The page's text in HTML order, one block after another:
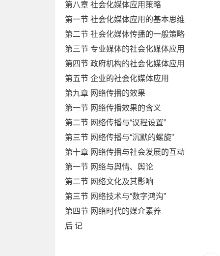
第八章 社会化媒体应用策略
第一节 社会化媒体应用的基本思维
第二节 社会化媒体传播的一般策略
第三节 专业媒体的社会化媒体应用
第四节 政府机构的社会化媒体应用
第五节 企业的社会化媒体应用
第九章 网络传播的效果
第一节 网络传播效果的含义
第二节 网络传播与“议程设置”
第三节 网络传播与“沉默的螺旋”
第十章 网络传播与社会发展的互动
第一节 网络与舆情、舆论
第二节 网络文化及其影响
第三节 网络技术与“数字鸿沟”
第四节 网络时代的媒介素养
后 记